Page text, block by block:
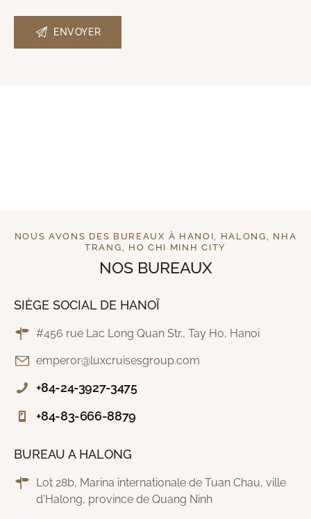
NOUS AVONS DES BUREAUX À HANOI, HALONG, NHA
TRANG, HO CHI MINH CITY
NOS BUREAUX
SIÈGE SOCIAL DE HANOÏ
#456 rue Lac Long Quan Str., Tay Ho, Hanoi
emperor@luxcruisesgroup.com
+84-24-3927-3475
+84-83-666-8879
BUREAU A HALONG
Lot 28b, Marina internationale de Tuan Chau, ville
d'Halong, province de Quang Ninh